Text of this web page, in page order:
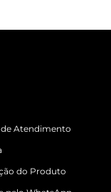
Atendimento
do Produto